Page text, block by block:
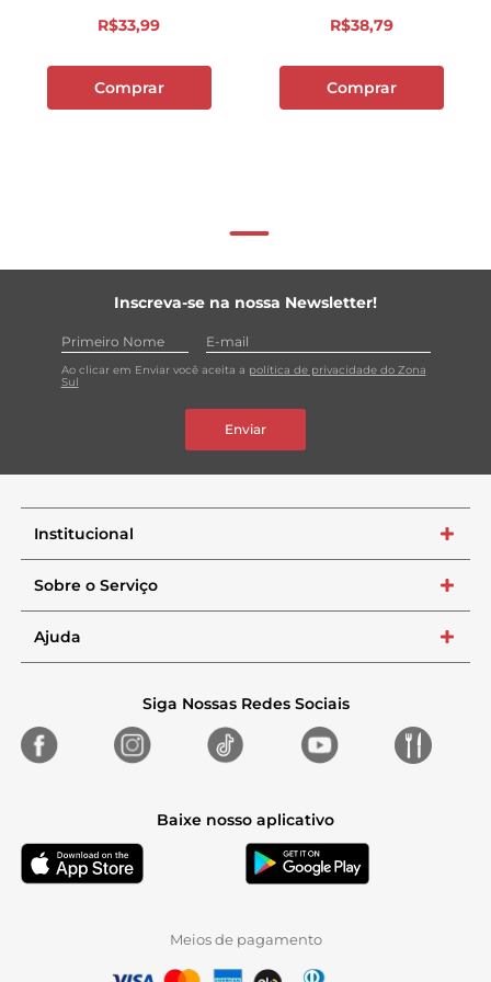
R$33,99
Comprar
R$38,79
Comprar
Inscreva-se na nossa Newsletter!
Ao clicar em Enviar você aceita a política de privacidade do Zona
Sul
Enviar
Institucional +
Sobre o Serviço +
Ajuda +
Siga Nossas Redes Sociais
Baixe nosso aplicativo
Meios de pagamento